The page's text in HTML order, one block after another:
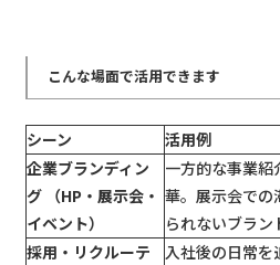
こんな場面で活用できます
シーン
活用例
企業ブランディン
グ （HP・展示会・
イベント）
一方的な事業
華。展示会での
られないブラ
採用・リクルーテ
入社後の日常を